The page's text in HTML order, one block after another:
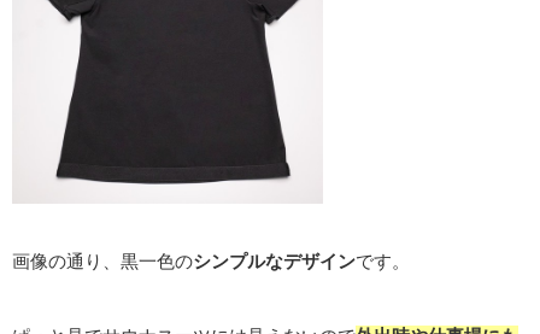
画像の通り、黒一色のシンプルなデザインです。